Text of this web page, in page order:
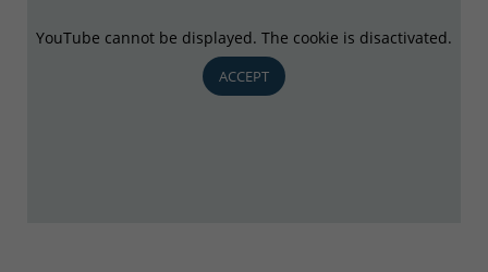
YouTube cannot be displayed. The cookie is disactivated.
ACCEPT